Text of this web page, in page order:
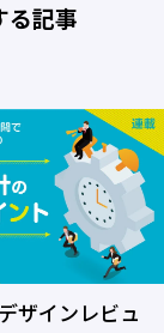
る記事
ザインレビュ